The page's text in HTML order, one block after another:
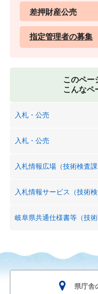
差押財産公売
指定管理者の募集
このペー
こんなペ
入札・公売
入札・公売
入札情報広場（技術検査課
入札情報サービス（技術検
岐阜県共通仕様書等（技術
県庁舎